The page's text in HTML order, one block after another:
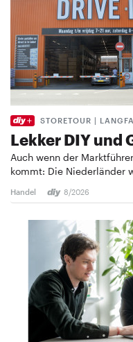
STORETOUR |
Lekker DIY und
Auch wenn der
kommt: Die Niederländer
Handel 8/2026